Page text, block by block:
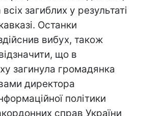
всіх загиблих у результаті
Останки
вибух, також
що в
загинула громадянка
директора
політики
справ України